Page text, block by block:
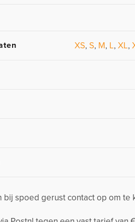
XS, S, M, L, XL,
spoed gerust contact op om